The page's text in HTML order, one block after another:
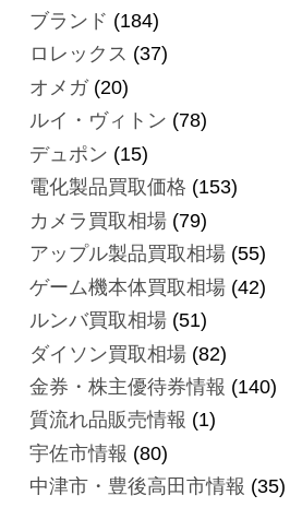
ブランド (184)
ロレックス (37)
オメガ(20)
ルイ・ヴィトン (78)
デュポン (15)
電化製品買取価格 (153)
カメラ買取相場(79)
アップル製品買取相場(55)
ゲーム機本体買取相場(42)
ルンバ買取相場(51)
ダイソン買取相場(82)
金券・株主優待券情報 (140)
質流れ品販売情報 (1)
宇佐市情報 (80)
中津市・豊後高田市情報 (35)